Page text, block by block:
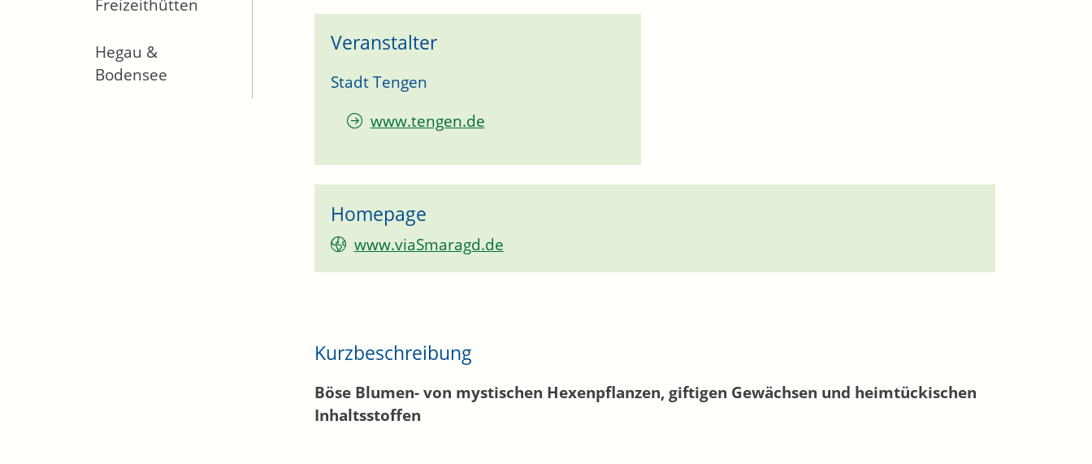
Freizeithütten
Hegau &
Bodensee
Homepage
www.viaSmaragd.de
Kurzbeschreibung
Böse Blumen- von mystischen Hexenpflanzen, giftigen Gewächsen und heimtückischen
Inhaltsstoffen
Veranstalter
Stadt Tengen
www.tengen.de